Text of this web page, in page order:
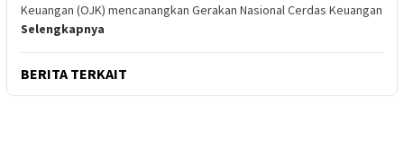
Keuangan (OJK) mencanangkan Gerakan Nasional Cerdas Keuangan
Selengkapnya
BERITA TERKAIT